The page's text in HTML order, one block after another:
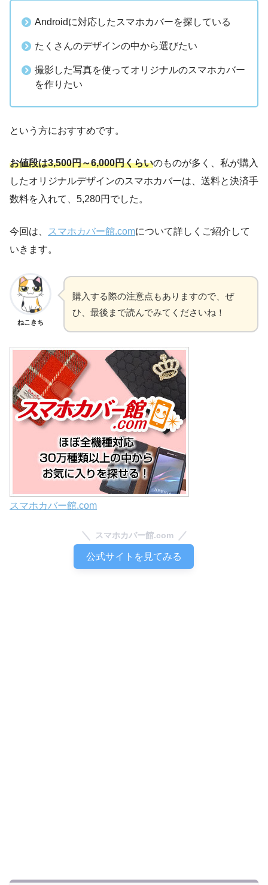
Androidに対応したスマホカバーを探している
たくさんのデザインの中から選びたい
撮影した写真を使ってオリジナルのスマホカバー
を作りたい
という方におすすめです。
お値段は3,500円～6,000円くらいのものが多く、私が購入
したオリジナルデザインのスマホカバーは、送料と決済手
数料を入れて、5,280円でした。
今回は、 スマホカバー館.comについて詳しくご紹介して
いきます。
ねこきち
購入する際の注意点もありますので、ぜ
ひ、最後まで読んでみてくださいね！
スマホカバー館.com
スマホカバー館.com
公式サイトを見てみる